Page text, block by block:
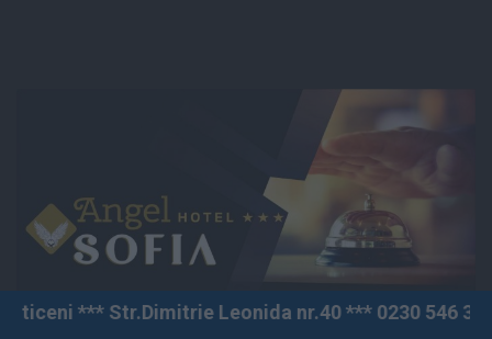
Leonida nr.40 *** 0230 546 380 ^^^